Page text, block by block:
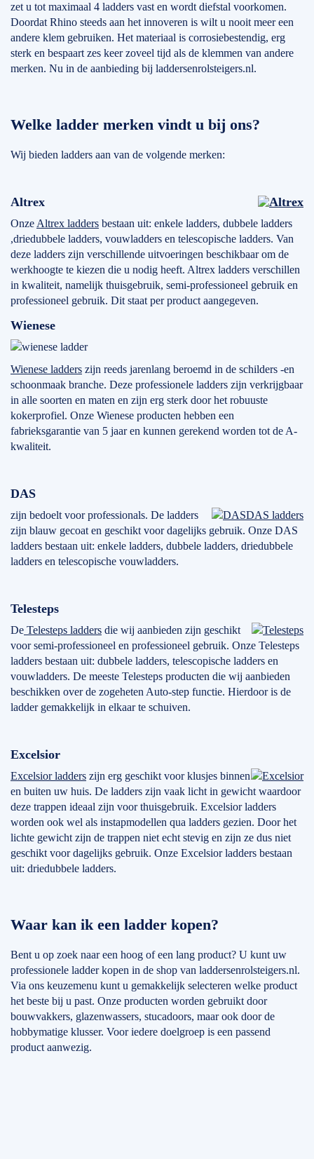
zet u tot maximaal 4 ladders vast en wordt diefstal voorkomen.
Doordat Rhino steeds aan het innoveren is wilt u nooit meer een
andere klem gebruiken. Het materiaal is corrosiebestendig, erg
sterk en bespaart zes keer zoveel tijd als de klemmen van andere
merken. Nu in de aanbieding bij laddersenrolsteigers.nl.
Welke ladder merken vindt u bij ons?
Wij bieden ladders aan van de volgende merken:
Altrex
Onze Altrex ladders bestaan uit: enkele ladders, dubbele ladders
,driedubbele ladders, vouwladders en telescopische ladders. Van
deze ladders zijn verschillende uitvoeringen beschikbaar om de
werkhoogte te kiezen die u nodig heeft. Altrex ladders verschillen
in kwaliteit, namelijk thuisgebruik, semi-professioneel gebruik en
professioneel gebruik. Dit staat per product aangegeven.
Wienese
Wienese ladders zijn reeds jarenlang beroemd in de schilders -en
schoonmaak branche. Deze professionele ladders zijn verkrijgbaar
in alle soorten en maten en zijn erg sterk door het robuuste
kokerprofiel. Onze Wienese producten hebben een
fabrieksgarantie van 5 jaar en kunnen gerekend worden tot de A-
kwaliteit.
DAS
DAS ladders
zijn bedoelt voor professionals. De ladders
zijn blauw gecoat en geschikt voor dagelijks gebruik. Onze DAS
ladders bestaan uit: enkele ladders, dubbele ladders, driedubbele
ladders en telescopische vouwladders.
Telesteps
De Telesteps ladders die wij aanbieden zijn geschikt
voor semi-professioneel en professioneel gebruik. Onze Telesteps
ladders bestaan uit: dubbele ladders, telescopische ladders en
vouwladders. De meeste Telesteps producten die wij aanbieden
beschikken over de zogeheten Auto-step functie. Hierdoor is de
ladder gemakkelijk in elkaar te schuiven.
Excelsior
Excelsior ladders zijn erg geschikt voor klusjes binnen
en buiten uw huis. De ladders zijn vaak licht in gewicht waardoor
deze trappen ideaal zijn voor thuisgebruik. Excelsior ladders
worden ook wel als instapmodellen qua ladders gezien. Door het
lichte gewicht zijn de trappen niet echt stevig en zijn ze dus niet
geschikt voor dagelijks gebruik. Onze Excelsior ladders bestaan
uit: driedubbele ladders.
Waar kan ik een ladder kopen?
Bent u op zoek naar een hoog of een lang product? U kunt uw
professionele ladder kopen in de shop van laddersenrolsteigers.nl.
Via ons keuzemenu kunt u gemakkelijk selecteren welke product
het beste bij u past. Onze producten worden gebruikt door
bouwvakkers, glazenwassers, stucadoors, maar ook door de
hobbymatige klusser. Voor iedere doelgroep is een passend
product aanwezig.